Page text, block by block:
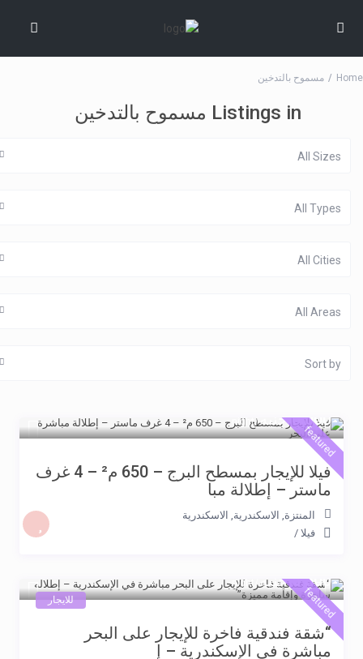
Home مسموح بالتدخين
Listings in مسموح بالتدخين
All Sizes
All Types
All Cities
All Areas
Sort by
6.000 جنيه /night
featured
فيلا للإيجار بمسطح البرج – 650 م² – 4 غرف
ماستر – إطلالة مبا
المنتزة, الاسكندرية, الاسكندرية
فيلا /
5.500 جنيه /night
featured للايجار
“شقة فندقية فاخرة للإيجار على البحر
مباشرة في الإسكندرية – إ